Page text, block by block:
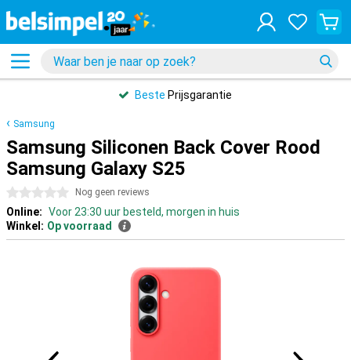
Beste Prijsgarantie
Samsung
Samsung Siliconen Back Cover Rood
Samsung Galaxy S25
0 sterren Nog geen reviews
Online: Voor 23:30 uur besteld, morgen in huis
Winkel: Op voorraad